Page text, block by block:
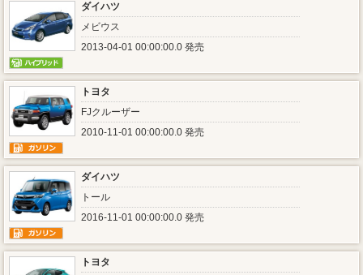
ダイハツ
メビウス
2013-04-01 00:00:00.0 発売
トヨタ
FJクルーザー
2010-11-01 00:00:00.0 発売
ダイハツ
トール
2016-11-01 00:00:00.0 発売
トヨタ